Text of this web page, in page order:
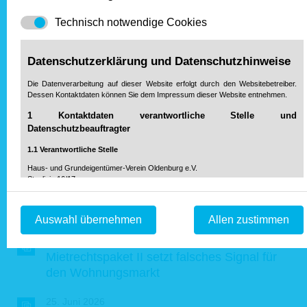
Zur Übersicht über die Pressemitteilungen
Unser Partner
Deutschland:
Mietrechtspaket II setzt falsches Signal für
den Wohnungsmarkt
Technisch notwendige Cookies
Datenschutzerklärung und Datenschutzhinweise
Die Datenverarbeitung auf dieser Website erfolgt durch den Websitebetreiber.
Dessen Kontaktdaten können Sie dem Impressum dieser Website entnehmen.
1 Kontaktdaten verantwortliche Stelle und
Datenschutzbeauftragter
1.1 Verantwortliche Stelle
Haus- und Grundeigentümer-Verein Oldenburg e.V.
Staulinie 16/17
26122 Oldenburg
Fax: 04 41 / 999 20 20-99
Mail:info@hausundgrund-oldenburg.de
2 Zwecke der Verarbeitung
Auswahl übernehmen Allen zustimmen